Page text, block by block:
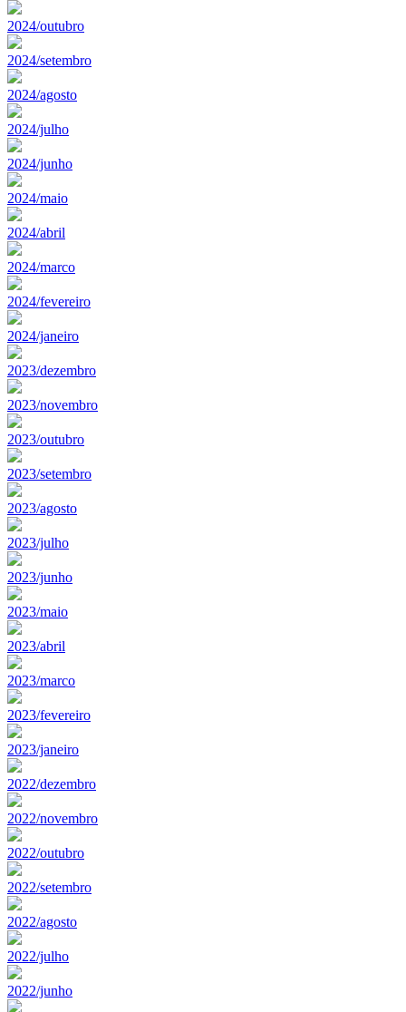
2024/outubro
2024/setembro
2024/agosto
2024/julho
2024/junho
2024/maio
2024/abril
2024/marco
2024/fevereiro
2024/janeiro
2023/dezembro
2023/novembro
2023/outubro
2023/setembro
2023/agosto
2023/julho
2023/junho
2023/maio
2023/abril
2023/marco
2023/fevereiro
2023/janeiro
2022/dezembro
2022/novembro
2022/outubro
2022/setembro
2022/agosto
2022/julho
2022/junho